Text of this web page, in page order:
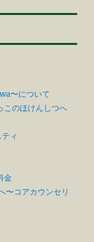
〜について
このほけんしつへ
ィ
金
〜コアカウンセリ